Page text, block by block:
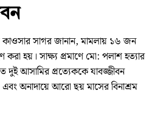
সাগর জানান, মামলায় ১৬ জন
করা হয়। সাক্ষ্য প্রমাণে মো: পলাশ হত্যার
আসামির প্রত্যেককে যাবজ্জীবন
এবং অনাদায়ে আরো ছয় মাসের বিনাশ্রম